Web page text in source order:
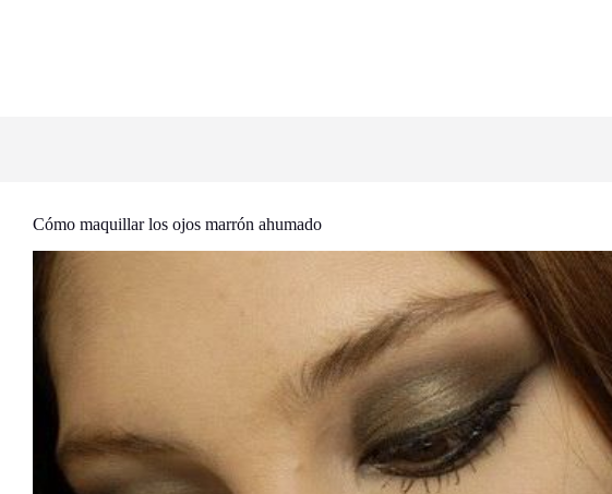
Cómo maquillar los ojos marrón ahumado